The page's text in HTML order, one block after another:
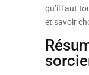
qu’il faut
et savoir